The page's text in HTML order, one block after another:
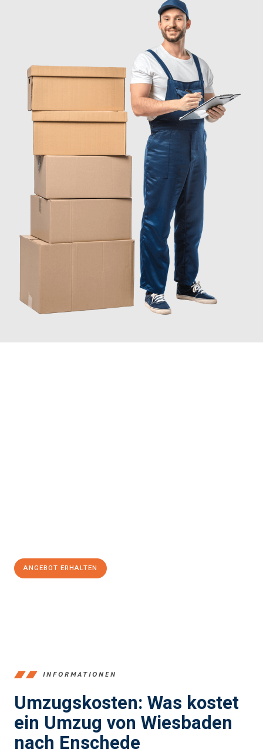
ANGEBOT ERHALTEN
INFORMATIONEN
Umzugskosten: Was kostet
ein Umzug von Wiesbaden
nach Enschede